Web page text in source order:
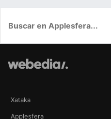
Xataka
Applesfera